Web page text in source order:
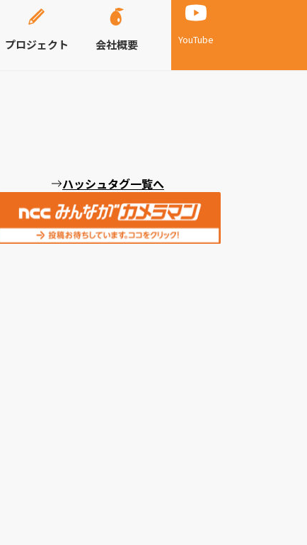
YouTube
プロジェクト 会社概要
ハッシュタグ一覧へ